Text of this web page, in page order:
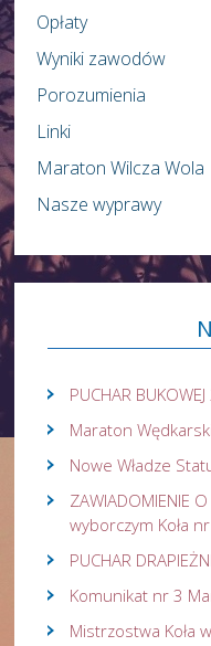
Opłaty
Wyniki zawodów
Porozumienia
Linki
Maraton Wilcza Wola
Nasze wyprawy
PUCHAR
Maraton
Nowe Władze
ZAWIADOMIENIE
wyborczym Koła
PUCHAR
Komunikat nr 3
Mistrzostwa Koła